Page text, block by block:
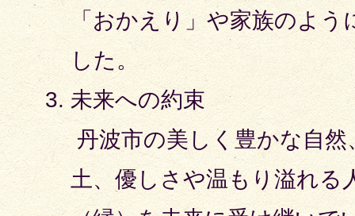
「おかえり」や家族のよ
した。
未来への約束
丹波市の美しく豊かな自
土、優しさや温もり溢れる